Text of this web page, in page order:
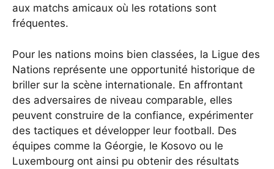
aux matchs amicaux où les rotations sont
fréquentes.
Pour les nations moins bien classées, la Ligue des
Nations représente une opportunité historique de
briller sur la scène internationale. En affrontant
des adversaires de niveau comparable, elles
peuvent construire de la confiance, expérimenter
des tactiques et développer leur football. Des
équipes comme la Géorgie, le Kosovo ou le
Luxembourg ont ainsi pu obtenir des résultats